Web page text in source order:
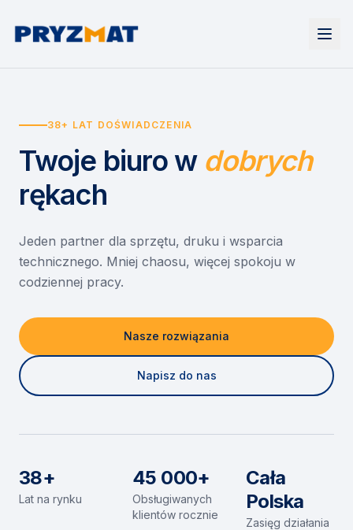
Urządzenia
Drukarki i urządzenia wielofunkcyjne
Etykiety i identyfikacja
Skanery i obieg dokumentów
Monitory interaktywne
Niszczarki dokumentów
Wynajem drukarek
Wynajem urządzeń biurowych
Asystent druku
EZD RP
Misja szkoła
Serwis
O nas
Kontakt
38+ LAT DOŚWIADCZENIA
Twoje biuro w dobrych
rękach
Jeden partner dla sprzętu, druku i wsparcia
technicznego. Mniej chaosu, więcej spokoju w
codziennej pracy.
Nasze rozwiązania
Napisz do nas
38+
Lat na rynku
45 000+
Obsługiwanych
klientów rocznie
Cała
Polska
Zasięg działania